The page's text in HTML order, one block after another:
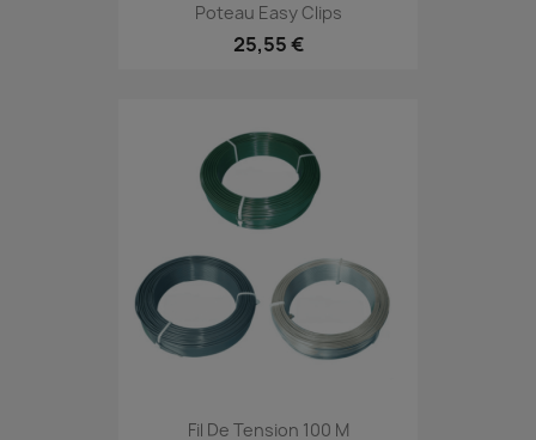
Poteau Easy Clips
25,55 €
Fil De Tension 100 M